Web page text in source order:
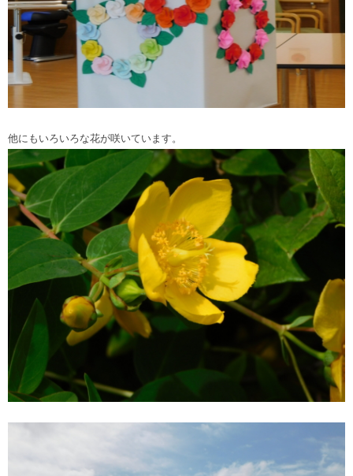
他にもいろいろな花が咲いています。